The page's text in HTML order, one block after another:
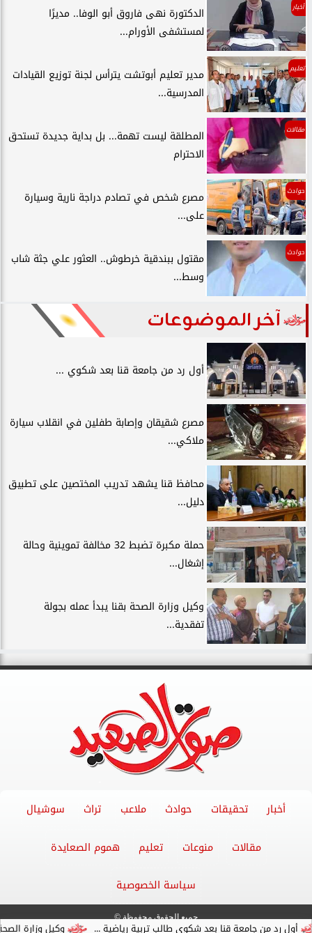
وكيل وزارة الصحة بقنا يبدأ قنا بعد شكوي طالب تربية رياضية ...
أخبار
الدكتورة نهى فاروق أبو الوفا.. مديرًا
لمستشفى الأورام...
تعليم
مدير تعليم أبوتشت يترأس لجنة توزيع القيادات
المدرسية...
مقالات
المطلقة ليست تهمة... بل بداية جديدة تستحق
الاحترام
حوادث
مصرع شخص في تصادم دراجة نارية وسيارة
على...
حوادث
مقتول ببندقية خرطوش.. العثور علي جثة شاب
وسط...
آخر الموضوعات
أول رد من جامعة قنا بعد شكوي ...
مصرع شقيقان وإصابة طفلين في انقلاب سيارة
ملاكي...
محافظ قنا يشهد تدريب المختصين على تطبيق
دليل...
حملة مكبرة تضبط 32 مخالفة تموينية وحالة
إشغال...
وكيل وزارة الصحة بقنا يبدأ عمله بجولة
تفقدية...
أخبار تحقيقات حوادث ملاعب تراث سوشيال
مقالات منوعات تعليم هموم الصعايدة
سياسة الخصوصية
جميع الحقوق محفوظة ©